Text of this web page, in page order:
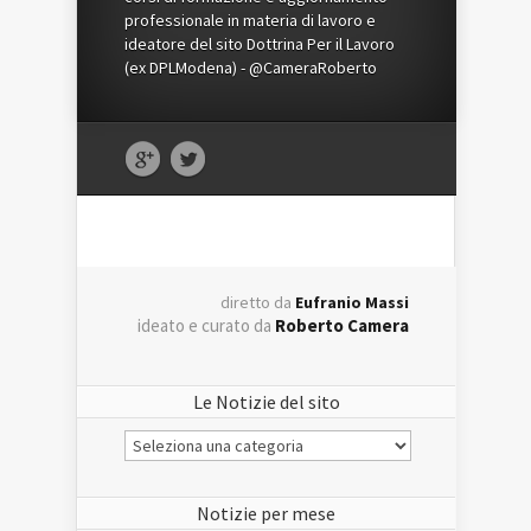
professionale in materia di lavoro e
ideatore del sito Dottrina Per il Lavoro
(ex DPLModena) - @CameraRoberto
diretto da Eufranio Massi
ideato e curato da Roberto Camera
Le Notizie del sito
Le
Notizie
Notizie per mese